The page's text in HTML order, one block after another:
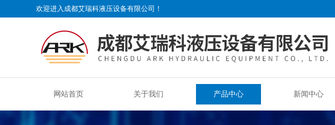
欢迎进入成都艾瑞科液压设备有限公司！
网站首页 关于我们 产品中心 新闻中心